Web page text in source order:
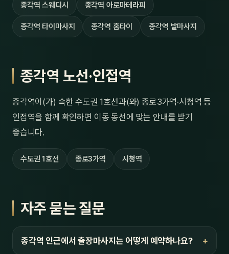
종각역 스웨디시 종각역 아로마테라피
종각역 타이마사지 종각역 홈타이 종각역 발마사지
종각역 노선·인접역
종각역이(가) 속한 수도권 1호선과(와) 종로3가역·시청역 등
인접역을 함께 확인하면 이동 동선에 맞는 안내를 받기
좋습니다.
수도권 1호선 종로3가역 시청역
자주 묻는 질문
종각역 인근에서 출장마사지는 어떻게 예약하나요?